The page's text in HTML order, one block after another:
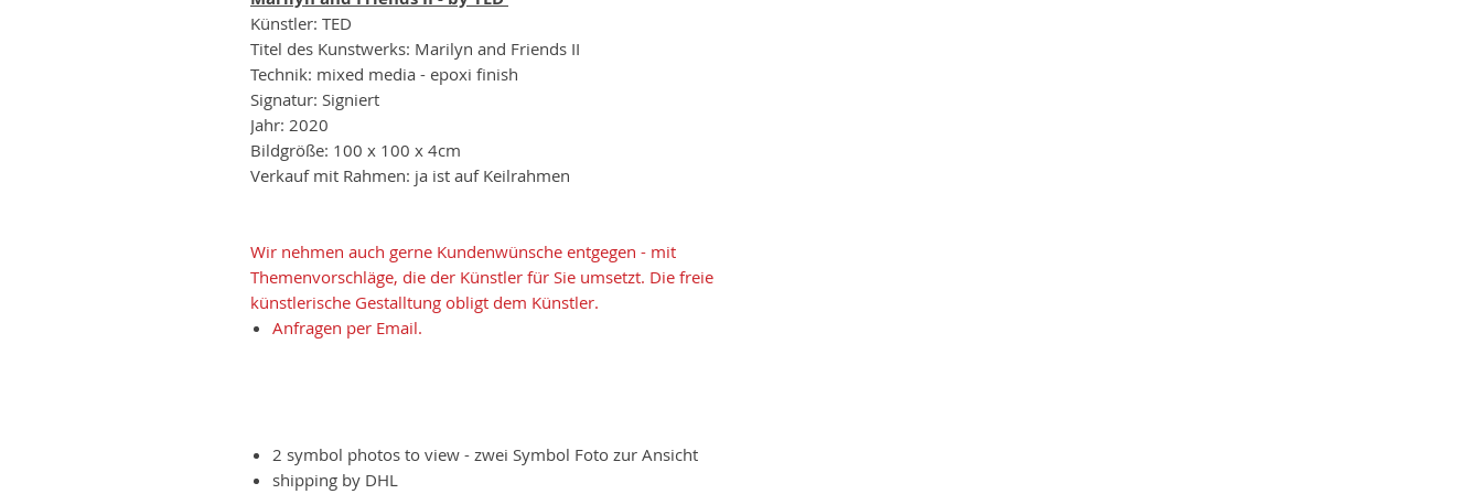
Künstler: TED
Titel des Kunstwerks: Marilyn and Friends II
Technik: mixed media - epoxi finish
Signatur: Signiert
Jahr: 2020
Bildgröße: 100 x 100 x 4cm
Verkauf mit Rahmen: ja ist auf Keilrahmen
Wir nehmen auch gerne Kundenwünsche entgegen - mit
Themenvorschläge, die der Künstler für Sie umsetzt. Die freie
künstlerische Gestalltung obligt dem Künstler.
Anfragen per Email.
2 symbol photos to view - zwei Symbol Foto zur Ansicht
shipping by DHL